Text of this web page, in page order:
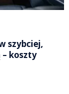
szybciej,
koszty